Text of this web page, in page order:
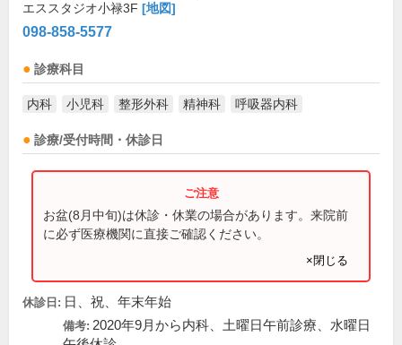
エススタジオ小禄3F [地図]
098-858-5577
診療科目
内科 小児科 整形外科 精神科 呼吸器内科
診療/受付時間・休診日
お盆(8月中旬)は休診・休業の場合があります。来院前
に必ず医療機関に直接ご確認ください。
×閉じる
休診日: 日、祝、年末年始
備考: 2020年9月から内科、土曜日午前診療、水曜日